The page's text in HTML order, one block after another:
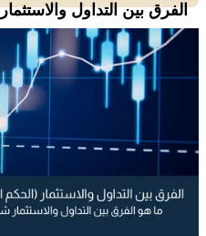
الفرق بين التداول